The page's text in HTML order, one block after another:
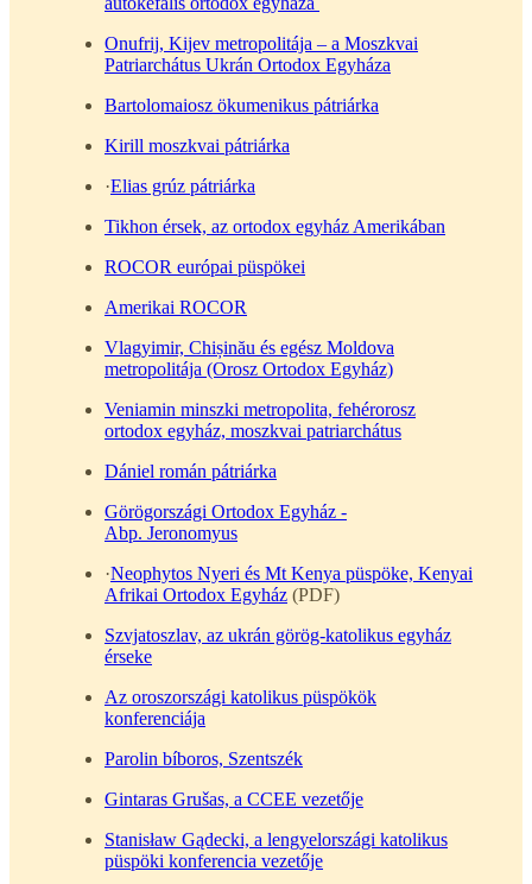
Onufrij, Kijev metropolitája – a Moszkvai
Patriarchátus Ukrán Ortodox Egyháza
Bartolomaiosz ökumenikus pátriárka
Kirill moszkvai pátriárka
·Elias grúz pátriárka
Tikhon érsek, az ortodox egyház Amerikában
ROCOR európai püspökei
Amerikai ROCOR
Vlagyimir, Chișinău és egész Moldova
metropolitája (Orosz Ortodox Egyház)
Veniamin minszki metropolita, fehérorosz
ortodox egyház, moszkvai patriarchátus
Dániel román pátriárka
Görögországi Ortodox Egyház -
Abp. Jeronomyus
·Neophytos Nyeri és Mt Kenya püspöke, Kenyai
Afrikai Ortodox Egyház (PDF)
Szvjatoszlav, az ukrán görög-katolikus egyház
érseke
Az oroszországi katolikus püspökök
konferenciája
Parolin bíboros, Szentszék
Gintaras Grušas, a CCEE vezetője
Stanisław Gądecki, a lengyelországi katolikus
püspöki konferencia vezetője